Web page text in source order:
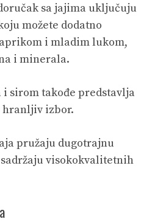
sa jajima uključuju
možete dodatno
i mladim lukom,
i minerala.
i sirom takođe predstavlja
hranljiv izbor.
pružaju dugotrajnu
visokokvalitetnih